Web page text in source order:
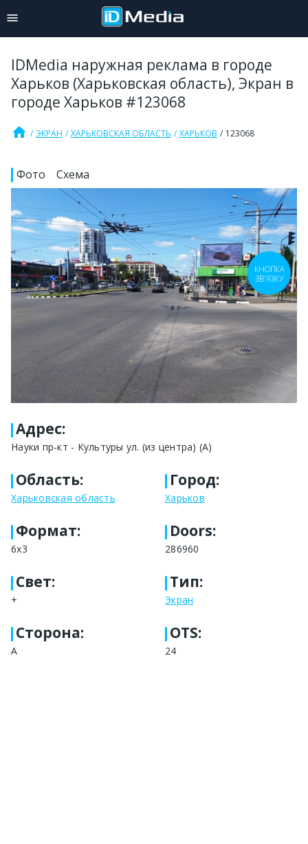
IDMedia наружная реклама в городе
Харьков (Харьковская область), Экран в
городе Харьков #123068
home ЭКРАН ХАРЬКОВСКАЯ ОБЛАСТЬ ХАРЬКОВ 123068
Фото Схема
Адрес:
Науки пр-кт - Культуры ул. (из центра) (А)
Область:
Харьковская область
Город:
Харьков
Формат:
6х3
Doors:
286960
Свет:
+
Тип:
Экран
Сторона:
А
OTS:
24
КНОПКА
ЗВ'ЯЗКУ